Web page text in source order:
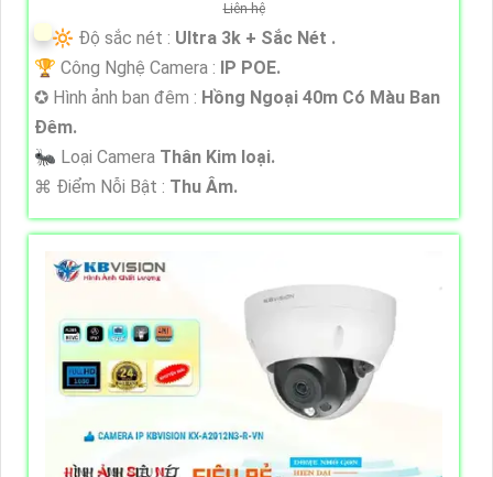
Liên hệ
🔆 Độ sắc nét : Ultra 3k + Sắc Nét .
🏆 Công Nghệ Camera : IP POE.
✪ Hình ảnh ban đêm : Hồng Ngoại 40m Có Màu Ban
Ðêm.
🐜 Loại Camera Thân Kim loại.
️⌘ Điểm Nỗi Bật : Thu Âm.